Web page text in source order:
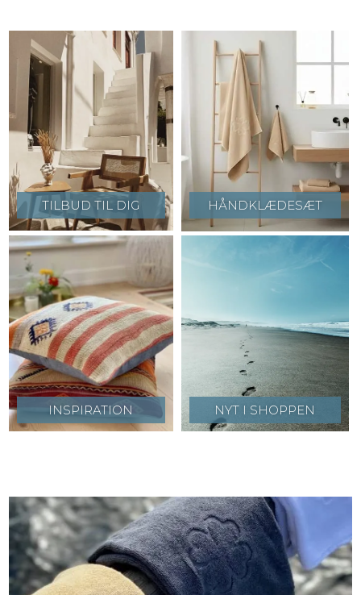
TILBUD TIL DIG HÅNDKLÆDESÆT
INSPIRATION NYT I SHOPPEN